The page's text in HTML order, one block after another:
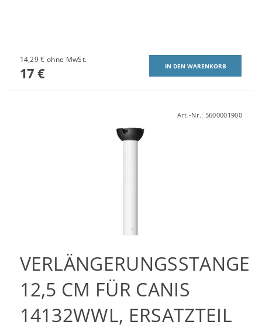
14,29 € ohne MwSt.
17 €
Art.-Nr.: 5600001900
VERLÄNGERUNGSSTANGE
12,5 CM FÜR CANIS
14132WWL, ERSATZTEIL